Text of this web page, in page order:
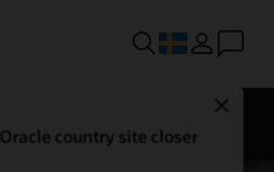
country site closer